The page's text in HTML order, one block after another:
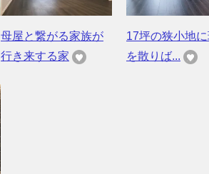
母屋と繋がる家族が
行き来する家
17坪の狭小地
を散りば...